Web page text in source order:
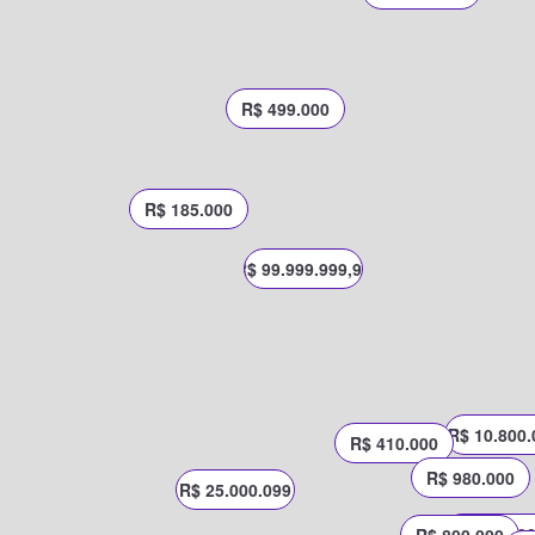
R$ 980.000
R$ 499.000
R$ 410.000 R$
R$ 25.000.099
R$ 185.000
R$ 99.999.999,99